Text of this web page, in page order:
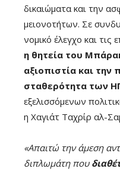
δικαιώματα και την
μειονοτήτων. Σε
νομικό έλεγχο και τις
η θητεία του
αξιοπιστία και την
σταθερότητα των
εξελισσόμενων
η Χαγιάτ Ταχρίρ αλ-
«Απαιτώ την άμεση
διπλωμάτη που